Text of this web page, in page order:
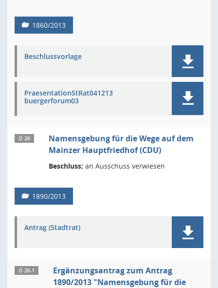
1860/2013
Beschlussvorlage
PraesentationStRat041213
buergerforum03
Ö 26
Namensgebung für die Wege auf dem
Mainzer Hauptfriedhof (CDU)
Beschluss: an Ausschuss verwiesen
1890/2013
Antrag (Stadtrat)
Ö 26.1
Ergänzungsantrag zum Antrag
1890/2013 "Namensgebung für die